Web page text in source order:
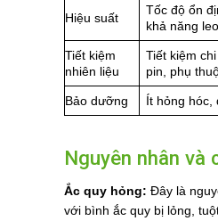
Hiệu suất
Tốc độ ổn
khả năng
Tiết kiệm
nhiên liệu
Tiết kiệm
pin, phụ
Bảo dưỡng Ít hỏng hóc,
Nguyên nhân
Ắc quy hỏng: Đây là
với bình ắc quy bị lỏng,